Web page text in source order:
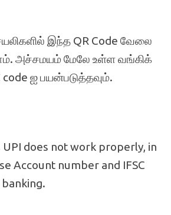
இந்த QR Code வேலை
அச்சமயம் மேலே உள்ள வங்கிக்
ஐ பயன்படுத்தவும்.
does not work properly, in
Account number and IFSC